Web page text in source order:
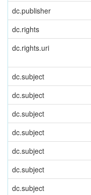
dc.publisher
dc.rights
dc.rights.uri
dc.subject
dc.subject
dc.subject
dc.subject
dc.subject
dc.subject
dc.subject